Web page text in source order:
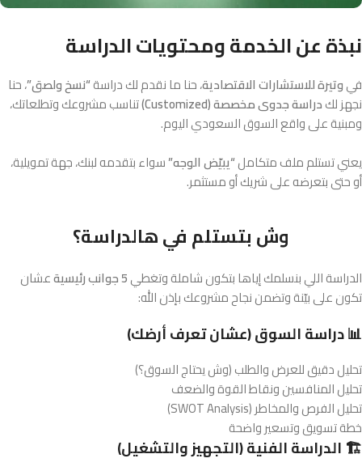
نبذة عن الخدمة ومحتويات الدراسة
فيوتيرة للاستشارات الاقتصادية، حنا ما نقدم لك دراسة“نسخ ولصق”، حنا
نجهز لكدراسة جدوى مخصصة (Customized)
تناسب مشروعك وتطلعاتك،
ومبنية على واقع السوق السعودي اليوم.
يعني تستلم ملف متكامل“يبيّض الوجه”سواء بتقدمه لبنك، جهة تمويلية،
أو حتى بتعرضه على شريك أو مستثمر.
وش بتستلم في هالدراسة؟
الدراسة اللي بنسلمك إياها بتكون شاملة وتغطي5 جوانب رئيسية
عشان
تكون على بيّنة وتضمن نجاح مشروعك بإذن الله:
📊 دراسة السوق (عشان تعرف أرضك)
تحليل دقيق للعرض والطلب (وش يحتاج السوق؟)
تحليل المنافسين ونقاط القوة والضعف
تحليل الفرص والمخاطر (SWOT Analysis)
خطة تسويق وتسعير واضحة
🏗️ الدراسة الفنية (التجهيز والتشغيل)